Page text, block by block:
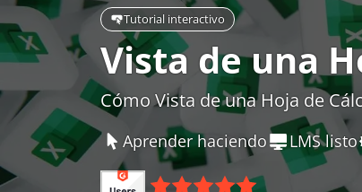
Tutorial interactivo
Vista de una
Cómo Vista de una Hoja de
Aprender haciendo LMS listo